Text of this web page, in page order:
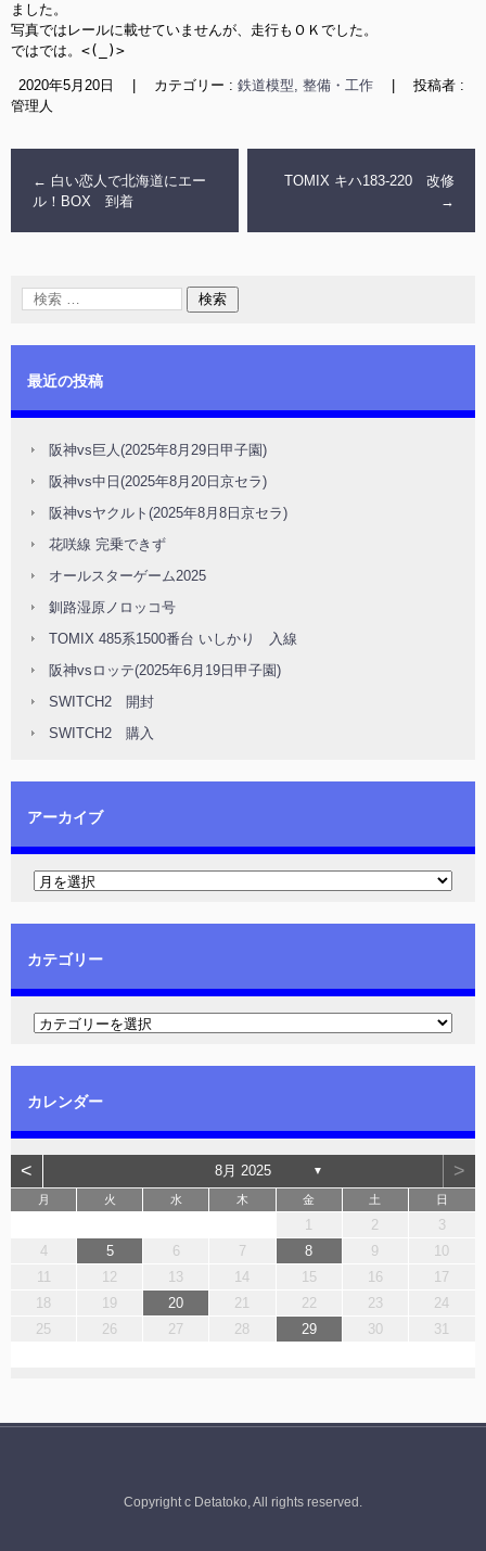
ました。
写真ではレールに載せていませんが、走行もＯＫでした。
ではでは。<(_)>
2020年5月20日 カテゴリー : 鉄道模型, 整備・工作
投稿者 :
管理人
← 白い恋人で北海道にエー
ル！BOX 到着
TOMIX キハ183-220 改修
→
最近の投稿
阪神vs巨人(2025年8月29日甲子園)
阪神vs中日(2025年8月20日京セラ)
阪神vsヤクルト(2025年8月8日京セラ)
花咲線 完乗できず
オールスターゲーム2025
釧路湿原ノロッコ号
TOMIX 485系1500番台 いしかり 入線
阪神vsロッテ(2025年6月19日甲子園)
SWITCH2 開封
SWITCH2 購入
アーカイブ
カテゴリー
カレンダー
< 8月 2025 ▼ >
月 火 水 木 金 土 日
1 2
3
4
5 6 7 8 9
10
11
12 13 14 15 16
17
18
19 20 21 22 23
24
25
26 27 28 29 30 31
Copyright c Detatoko, All rights reserved.